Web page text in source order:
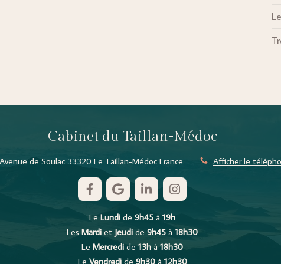
Cabinet du Taillan-Médoc
de Soulac 33320 Le Taillan-Médoc France Afficher le
Le Lundi de 9h45 à 19h
Les Mardi et Jeudi de 9h45 à 18h30
Le Mercredi de 13h à 18h30
Le Vendredide 9h30à 12h30